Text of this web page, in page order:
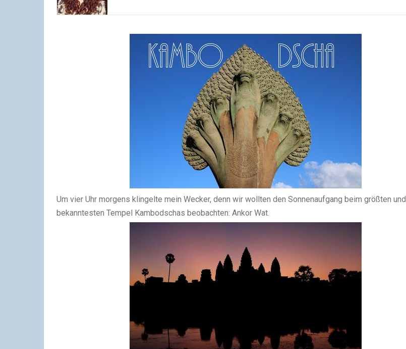
Um vier Uhr morgens klingelte mein Wecker, denn wir wollten den Sonnenaufgang beim größten und
bekanntesten Tempel Kambodschas beobachten: Ankor Wat.